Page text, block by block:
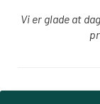
Vi er glade at